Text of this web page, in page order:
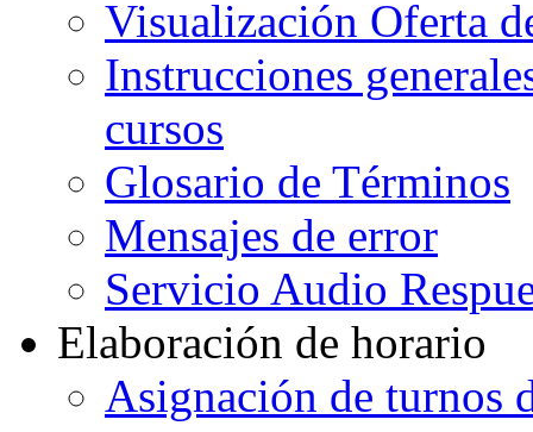
Visualización Oferta
Instrucciones
cursos
Glosario de Términos
Mensajes de error
Servicio Audio
Elaboración de horario
Asignación de turnos